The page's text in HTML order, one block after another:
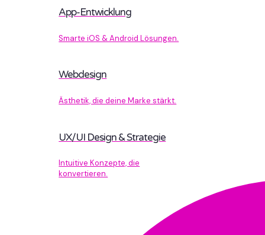
App-Entwicklung
Smarte iOS & Android Lösungen.
Webdesign
Ästhetik, die deine Marke stärkt.
UX/UI Design & Strategie
Intuitive Konzepte, die
konvertieren.